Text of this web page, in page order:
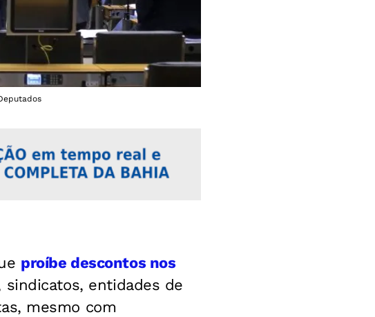
proíbe descontos nos
entidades de
mesmo com